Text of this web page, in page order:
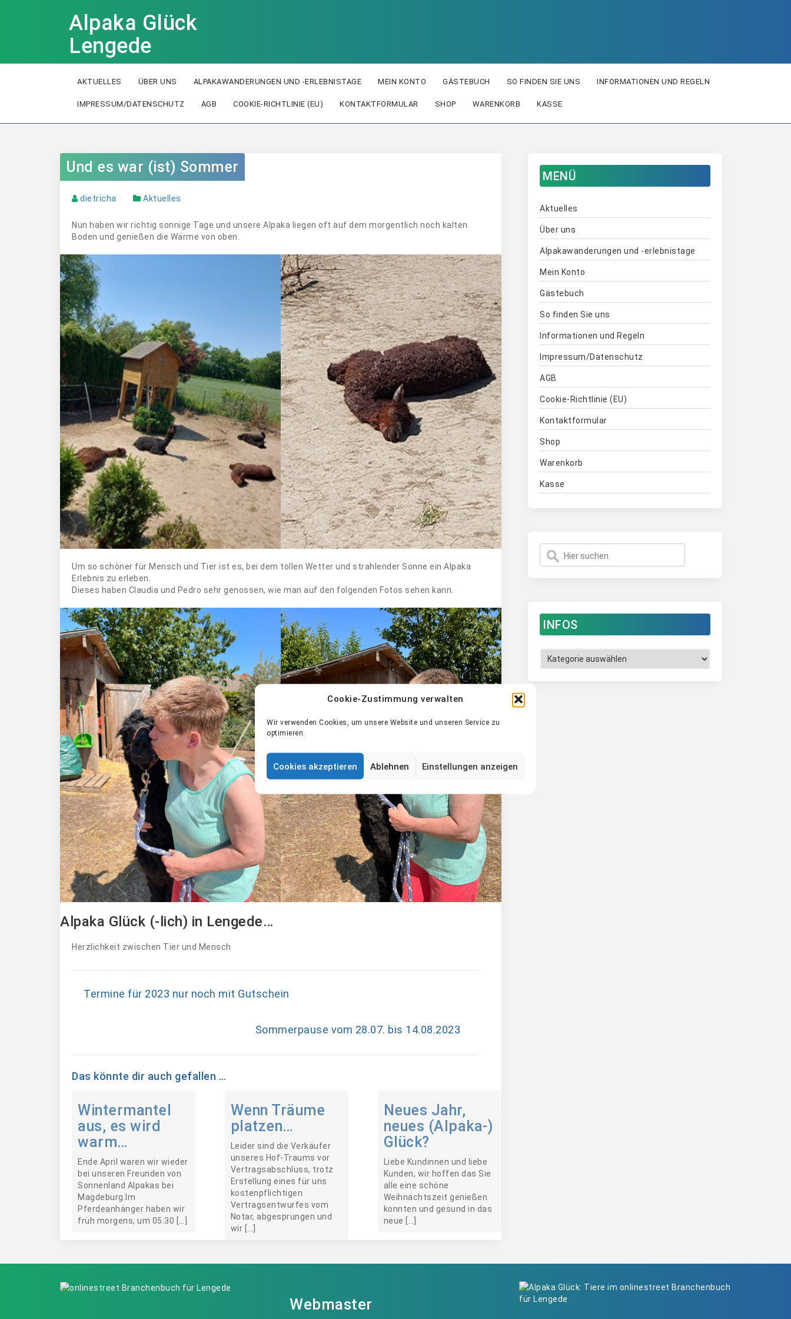
Cookie-Zustimmung verwalten
Wir verwenden Cookies, um unsere Website und unseren Service zu
optimieren.
Cookies akzeptieren Ablehnen Einstellungen anzeigen
Alpaka Glück
Lengede
AKTUELLES ÜBER UNS ALPAKAWANDERUNGEN UND -ERLEBNISTAGE MEIN KONTO GÄSTEBUCH SO FINDEN SIE UNS INFORMATIONEN UND REGELN
IMPRESSUM/DATENSCHUTZ AGB COOKIE-RICHTLINIE (EU) KONTAKTFORMULAR SHOP WARENKORB KASSE
Und es war (ist) Sommer
dietricha Aktuelles
Nun haben wir richtig sonnige Tage und unsere Alpaka liegen oft auf dem morgentlich noch kalten
Boden und genießen die Wärme von oben.
Um so schöner für Mensch und Tier ist es, bei dem tollen Wetter und strahlender Sonne ein Alpaka
Erlebnis zu erleben.
Dieses haben Claudia und Pedro sehr genossen, wie man auf den folgenden Fotos sehen kann.
Alpaka Glück (-lich) in Lengede…
Herzlichkeit zwischen Tier und Mensch
Termine für 2023 nur noch mit Gutschein
Sommerpause vom 28.07. bis 14.08.2023
Das könnte dir auch gefallen …
Wintermantel
aus, es wird
warm…
Ende April waren wir wieder
bei unseren Freunden von
Sonnenland Alpakas bei
Magdeburg.Im
Pferdeanhänger haben wir
früh morgens, um 05:30 […]
Wenn Träume
platzen…
Leider sind die Verkäufer
unseres Hof-Traums vor
Vertragsabschluss, trotz
Erstellung eines für uns
kostenpflichtigen
Vertragsentwurfes vom
Notar, abgesprungen und
wir […]
Neues Jahr,
neues (Alpaka-)
Glück?
Liebe Kundinnen und liebe
Kunden, wir hoffen das Sie
alle eine schöne
Weihnachtszeit genießen
konnten und gesund in das
neue […]
MENÜ
Aktuelles
Über uns
Alpakawanderungen und -erlebnistage
Mein Konto
Gästebuch
So finden Sie uns
Informationen und Regeln
Impressum/Datenschutz
AGB
Cookie-Richtlinie (EU)
Kontaktformular
Shop
Warenkorb
Kasse
INFOS
Infos
Webmaster